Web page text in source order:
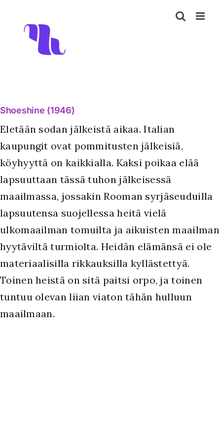
content
Shoeshine (1946)
Eletään sodan jälkeistä aikaa. Italian
kaupungit ovat pommitusten jälkeisiä,
köyhyyttä on kaikkialla. Kaksi poikaa elää
lapsuuttaan tässä tuhon jälkeisessä
maailmassa, jossakin Rooman syrjäseuduilla
lapsuutensa suojellessa heitä vielä
ulkomaailman tomuilta ja aikuisten maailman
hyytäviltä turmiolta. Heidän elämänsä ei ole
materiaalisilla rikkauksilla kyllästettyä.
Toinen heistä on sitä paitsi orpo, ja toinen
tuntuu olevan liian viaton tähän hulluun
maailmaan.